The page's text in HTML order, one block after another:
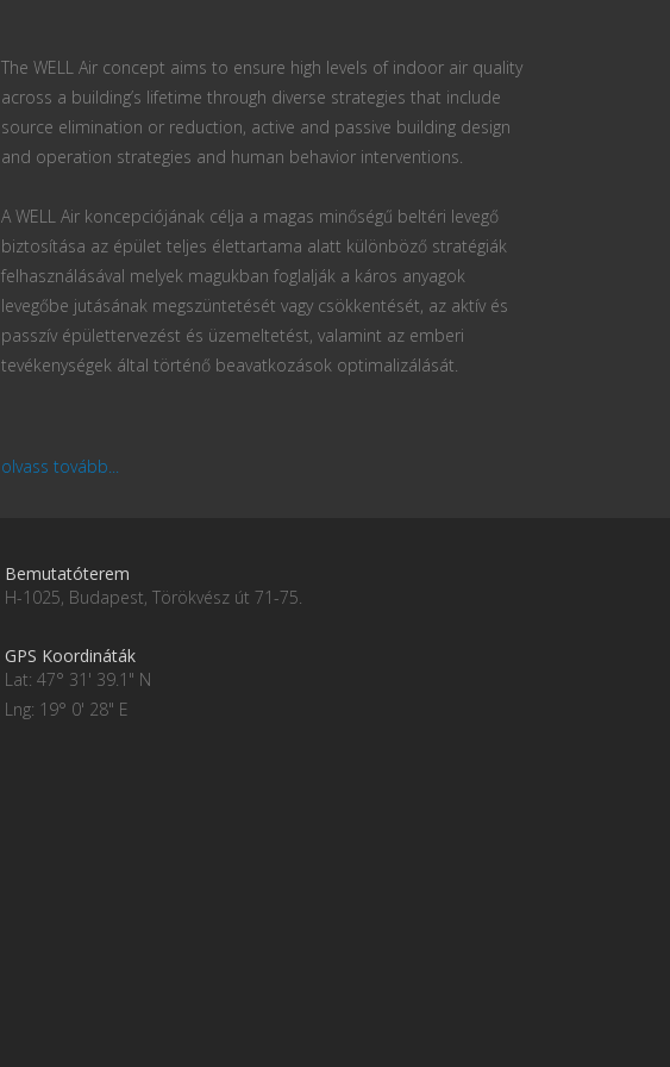
The WELL Air concept aims to ensure high levels of indoor air quality
across a building’s lifetime through diverse strategies that include
source elimination or reduction, active and passive building design
and operation strategies and human behavior interventions.
A WELL Air koncepciójának célja a magas minőségű beltéri levegő
biztosítása az épület teljes élettartama alatt különböző stratégiák
felhasználásával melyek magukban foglalják a káros anyagok
levegőbe jutásának megszüntetését vagy csökkentését, az aktív és
passzív épülettervezést és üzemeltetést, valamint az emberi
tevékenységek által történő beavatkozások optimalizálását.
olvass tovább...
Bemutatóterem
H-1025, Budapest, Törökvész út 71-75.
GPS Koordináták
Lat: 47° 31' 39.1" N
Lng: 19° 0' 28" E